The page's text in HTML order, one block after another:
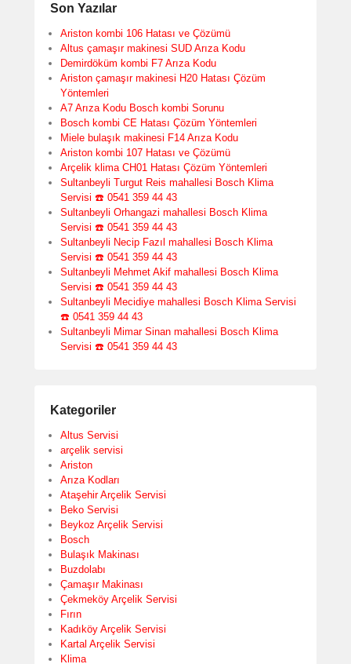
Son Yazılar
Ariston kombi 106 Hatası ve Çözümü
Altus çamaşır makinesi SUD Arıza Kodu
Demirdöküm kombi F7 Arıza Kodu
Ariston çamaşır makinesi H20 Hatası Çözüm
Yöntemleri
A7 Arıza Kodu Bosch kombi Sorunu
Bosch kombi CE Hatası Çözüm Yöntemleri
Miele bulaşık makinesi F14 Arıza Kodu
Ariston kombi 107 Hatası ve Çözümü
Arçelik klima CH01 Hatası Çözüm Yöntemleri
Sultanbeyli Turgut Reis mahallesi Bosch Klima
Servisi ☎️ 0541 359 44 43
Sultanbeyli Orhangazi mahallesi Bosch Klima
Servisi ☎️ 0541 359 44 43
Sultanbeyli Necip Fazıl mahallesi Bosch Klima
Servisi ☎️ 0541 359 44 43
Sultanbeyli Mehmet Akif mahallesi Bosch Klima
Servisi ☎️ 0541 359 44 43
Sultanbeyli Mecidiye mahallesi Bosch Klima Servisi
☎️ 0541 359 44 43
Sultanbeyli Mimar Sinan mahallesi Bosch Klima
Servisi ☎️ 0541 359 44 43
Kategoriler
Altus Servisi
arçelik servisi
Ariston
Arıza Kodları
Ataşehir Arçelik Servisi
Beko Servisi
Beykoz Arçelik Servisi
Bosch
Bulaşık Makinası
Buzdolabı
Çamaşır Makinası
Çekmeköy Arçelik Servisi
Fırın
Kadıköy Arçelik Servisi
Kartal Arçelik Servisi
Klima